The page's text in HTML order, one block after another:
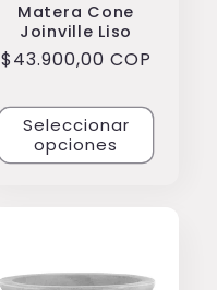
Matera Cone
Joinville Liso
Precio
$43.900,00 COP
Seleccionar
opciones